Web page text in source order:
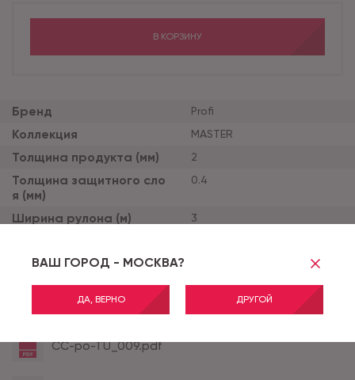
ВАШ ГОРОД - МОСКВА?
ДА, ВЕРНО ДРУГОЙ
Бренд Profi
Коллекция MASTER
Толщина продукта (мм) 2
Толщина защитного сло
я (мм)
0.4
Ширина рулона (м) 3
Класс применения
CC-po-TU_009.pdf
В КОРЗИНУ